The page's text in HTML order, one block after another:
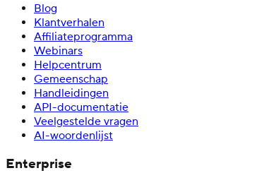
Blog
Klantverhalen
Affiliateprogramma
Webinars
Helpcentrum
Gemeenschap
Handleidingen
API-documentatie
Veelgestelde vragen
AI-woordenlijst
Enterprise